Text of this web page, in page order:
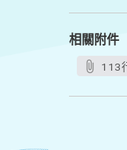
相關附件
113